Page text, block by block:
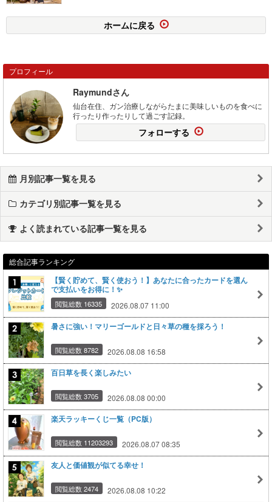
ホームに戻る
プロフィール
Raymundさん
仙台在住、ガン治療しながらたまに美味しいものを食べに
行ったり作ったりして過ごす記録。
フォローする
月別記事一覧を見る
カテゴリ別記事一覧を見る
よく読まれている記事一覧を見る
総合記事ランキング
【賢く貯めて、賢く使おう！】あなたに合ったカードを選ん
で支払いをお得に！✨
閲覧総数 16335 2026.08.07 11:00
暑さに強い！マリーゴールドと日々草の種を採ろう！
閲覧総数 8782 2026.08.08 16:58
百日草を長く楽しみたい
閲覧総数 3705 2026.08.08 00:00
楽天ラッキーくじ一覧（PC版）
閲覧総数 11203293 2026.08.07 08:35
友人と価値観が似てる幸せ！
閲覧総数 2474 2026.08.08 10:22